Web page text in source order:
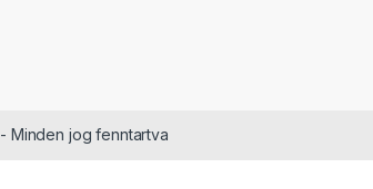
- Minden jog fenntartva